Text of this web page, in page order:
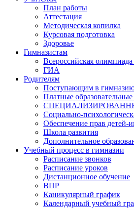
План работы
Аттестация
Методическая копилка
Курсовая подготовка
Здоровье
Гимназистам
Всероссийская
ГИА
Родителям
Поступающим в
Платные образовательные
Социально-
Обеспечение прав детей-
Школа развития
Дополнительное
Учебный процесс в гимназии
Расписание звонков
Расписание уроков
Дистанционное обучение
ВПР
Каникулярный график
Календарный учебный